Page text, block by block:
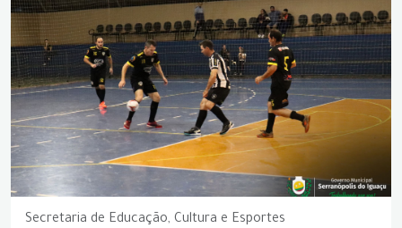
Secretaria de Educação, Cultura e Esportes